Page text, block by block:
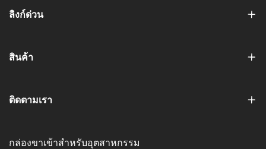
ลิงก์ด่วน
สินค้า
ติดตามเรา
กล่องขาเข้าสำหรับอุตสาหกรรม